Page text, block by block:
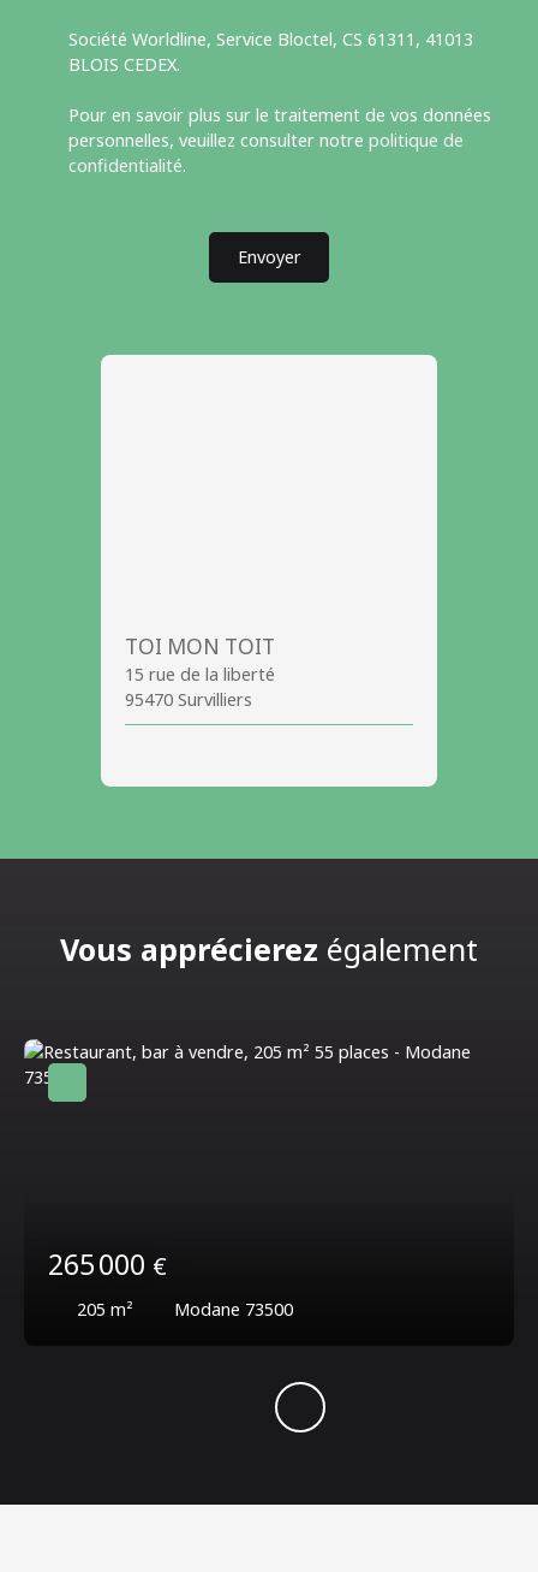
Société Worldline, Service Bloctel, CS 61311, 41013
BLOIS CEDEX.
Pour en savoir plus sur le traitement de vos données
personnelles, veuillez consulter notre politique de
confidentialité.
Envoyer
TOI MON TOIT
15 rue de la liberté
95470 Survilliers
Vous apprécierez également
265 000 €
205 m² Modane 73500